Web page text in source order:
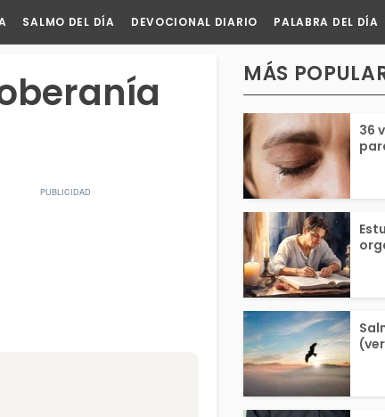
SALMO DEL DÍA DEVOCIONAL DIARIO PALABRA DEL DÍA
MÁS
36